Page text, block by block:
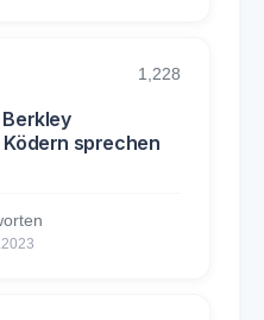
1,228
sprechen